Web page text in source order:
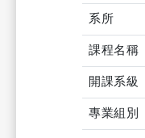
系所
課程名稱
開課系級
專業組別